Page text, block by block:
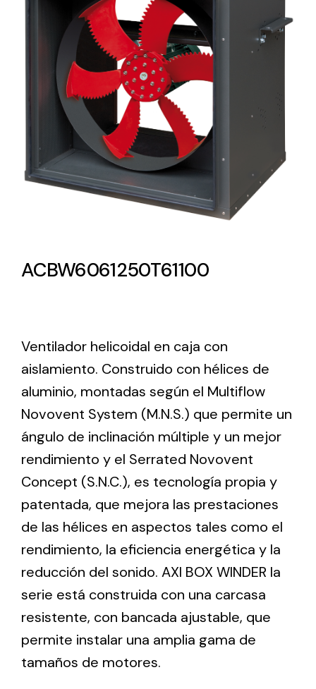
Lighting and Electrical
Equipment
Complete solutions in lighting and electrical
material for each project and need
Ventilation
The incorporation of Novovent into the group
meant a greater offer of ventilation products for
different uses
Iluminación Solar
Variedad de soluciones solares para todo tipo
de necesidades.
ACBW6061250T61100
Ventilador helicoidal en caja con
aislamiento. Construido con hélices de
aluminio, montadas según el Multiflow
Novovent System (M.N.S.) que permite un
ángulo de inclinación múltiple y un mejor
rendimiento y el Serrated Novovent
Concept (S.N.C.), es tecnología propia y
patentada, que mejora las prestaciones
de las hélices en aspectos tales como el
rendimiento, la eficiencia energética y la
reducción del sonido. AXI BOX WINDER la
serie está construida con una carcasa
resistente, con bancada ajustable, que
permite instalar una amplia gama de
tamaños de motores.